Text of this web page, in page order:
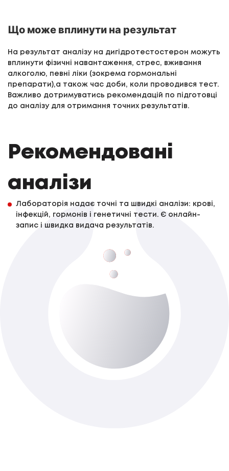
Що може вплинути на результат
На результат аналізу на дигідротестостерон можуть
вплинути фізичні навантаження, стрес, вживання
алкоголю, певні ліки (зокрема гормональні
препарати),а також час доби, коли проводився тест.
Важливо дотримуватись рекомендацій по підготовці
до аналізу для отримання точних результатів.
Рекомендовані
аналізи
Лабораторія надає точні та швидкі аналізи: крові,
інфекцій, гормонів і генетичні тести. Є онлайн-
запис і швидка видача результатів.
Доступно з виїздом додому